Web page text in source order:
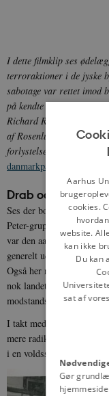
I dette filmklip ses
terroraktioner i de jyske
sabotage var rettet imod
på kendte og vellidte
Richard Raetzel således
af Rosenlundsgade og
forlystelsesstedet Kilden
danmarkpaafilm.dk
Drab og
Ses der bort fra
Peter-gruppen d. 3.
var den aarhusianske
generelt udvalg på
Også her måtte
nok landets læger, som
modstandsbevægelsen.
I takt med at tyskernes
mere radikaliseret. Især
i en voldsspiral, hvorfra
Aarhus
cookies.
website.
kan ikke
Du kan
sat af
Gør